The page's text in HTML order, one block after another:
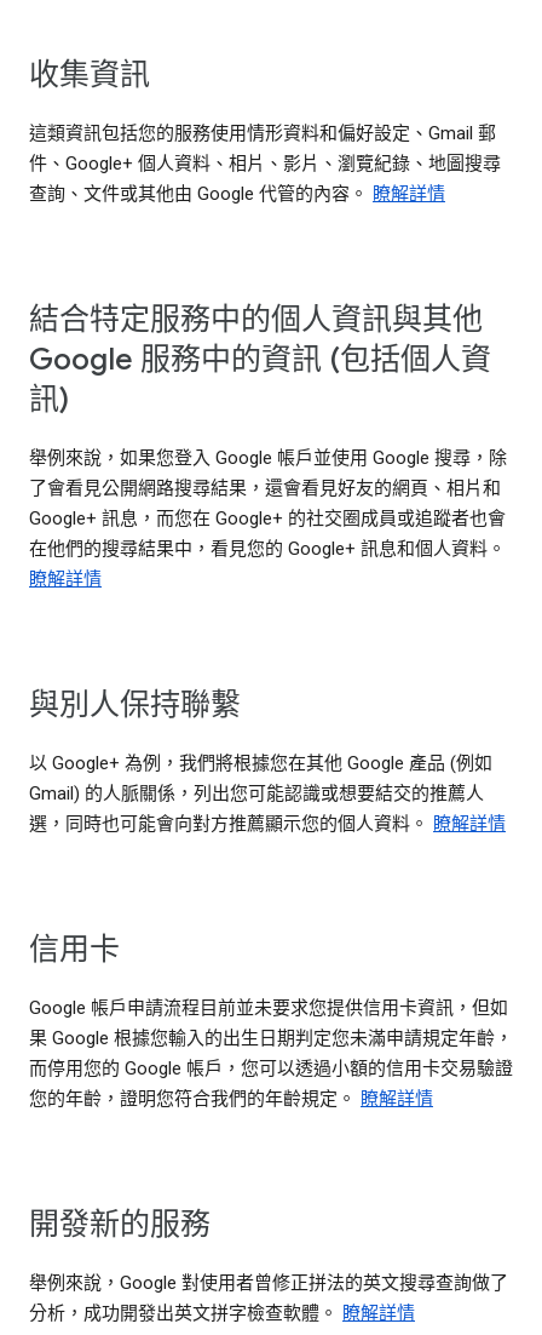
收集資訊
這類資訊包括您的服務使用情形資料和偏好設定、Gmail 郵
件、Google+ 個人資料、相片、影片、瀏覽紀錄、地圖搜尋
查詢、文件或其他由 Google 代管的內容。
瞭解詳情
結合特定服務中的個人資訊與其他
Google 服務中的資訊 (包括個人資
訊)
舉例來說，如果您登入 Google 帳戶並使用 Google 搜尋，除
了會看見公開網路搜尋結果，還會看見好友的網頁、相片和
Google+ 訊息，而您在 Google+ 的社交圈成員或追蹤者也會
在他們的搜尋結果中，看見您的 Google+ 訊息和個人資料。
瞭解詳情
與別人保持聯繫
以 Google+ 為例，我們將根據您在其他 Google 產品 (例如
Gmail) 的人脈關係，列出您可能認識或想要結交的推薦人
選，同時也可能會向對方推薦顯示您的個人資料。
瞭解詳情
信用卡
Google 帳戶申請流程目前並未要求您提供信用卡資訊，但如
果 Google 根據您輸入的出生日期判定您未滿申請規定年齡，
而停用您的 Google 帳戶，您可以透過小額的信用卡交易驗證
您的年齡，證明您符合我們的年齡規定。
瞭解詳情
開發新的服務
舉例來說，Google 對使用者曾修正拼法的英文搜尋查詢做了
分析，成功開發出英文拼字檢查軟體。
瞭解詳情